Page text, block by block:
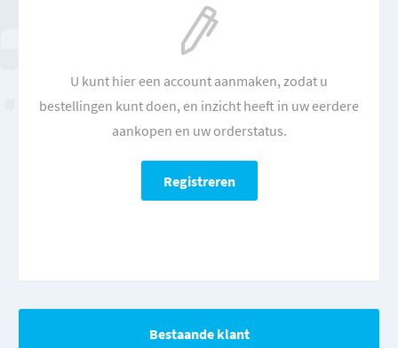
U kunt hier een account aanmaken, zodat u
bestellingen kunt doen, en inzicht heeft in uw eerdere
aankopen en uw orderstatus.
Bestaande klant